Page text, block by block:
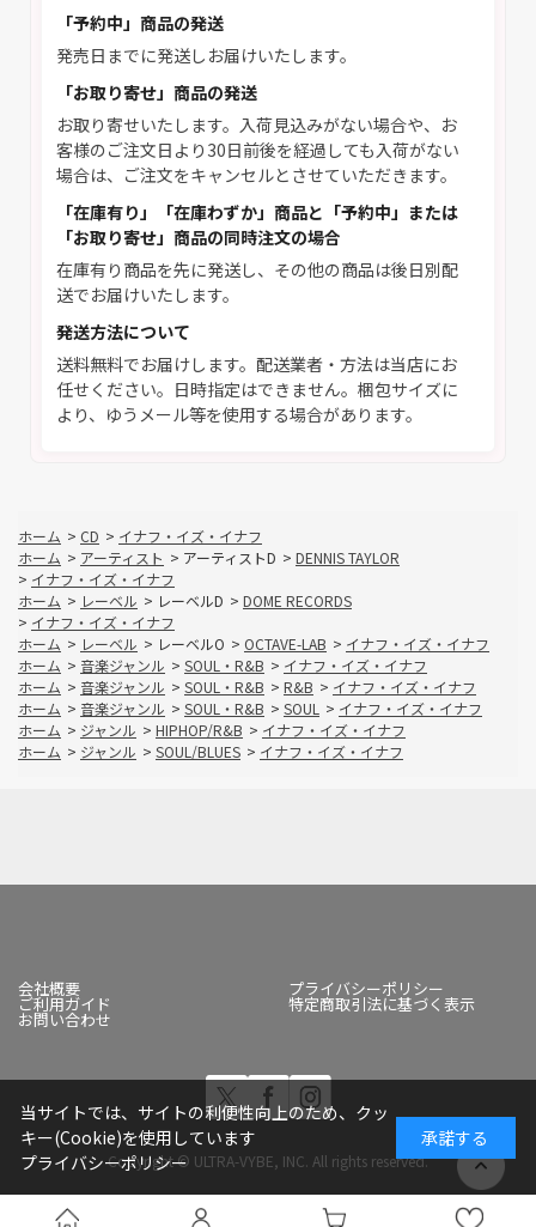
「予約中」商品の発送
発売日までに発送しお届けいたします。
「お取り寄せ」商品の発送
お取り寄せいたします。入荷見込みがない場合や、お
客様のご注文日より30日前後を経過しても入荷がない
場合は、ご注文をキャンセルとさせていただきます。
「在庫有り」「在庫わずか」商品と「予約中」または
「お取り寄せ」商品の同時注文の場合
在庫有り商品を先に発送し、その他の商品は後日別配
送でお届けいたします。
発送方法について
送料無料でお届けします。配送業者・方法は当店にお
任せください。日時指定はできません。梱包サイズに
より、ゆうメール等を使用する場合があります。
ホーム > CD > イナフ・イズ・イナフ
ホーム > アーティスト > アーティストD > DENNIS TAYLOR
> イナフ・イズ・イナフ
ホーム > レーベル > レーベルD > DOME RECORDS
> イナフ・イズ・イナフ
ホーム > レーベル > レーベルO > OCTAVE-LAB > イナフ・イズ・イナフ
ホーム > 音楽ジャンル > SOUL・R&B > イナフ・イズ・イナフ
ホーム > 音楽ジャンル > SOUL・R&B > R&B > イナフ・イズ・イナフ
ホーム > 音楽ジャンル > SOUL・R&B > SOUL > イナフ・イズ・イナフ
ホーム > ジャンル > HIPHOP/R&B > イナフ・イズ・イナフ
ホーム > ジャンル > SOUL/BLUES > イナフ・イズ・イナフ
会社概要 プライバシーポリシー
ご利用ガイド 特定商取引法に基づく表示
お問い合わせ
Copyright © ULTRA-VYBE, INC. All rights reserved.
当サイトでは、サイトの利便性向上のため、クッ
キー(Cookie)を使用しています
プライバシーポリシー
承諾する